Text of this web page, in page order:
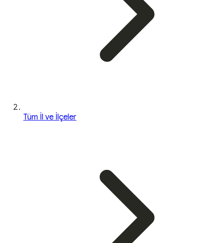
Tüm İl ve İlçeler